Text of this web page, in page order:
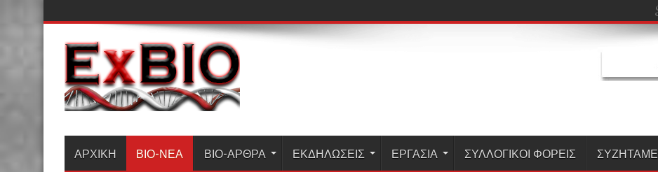
ΑΡΧΙΚΗ ΒΙΟ-ΝΈΑ ΒΙΟ-ΆΡΘΡΑ ΕΚΔΗΛΏΣΕΙΣ ΕΡΓΑΣΊΑ ΣΥΛΛΟΓΙΚΟΙ ΦΟΡΕΙΣ ΣΥΖΗΤΑΜΕ